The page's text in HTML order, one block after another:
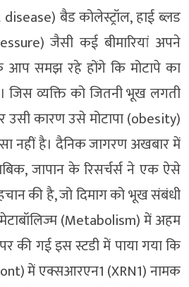
बैड कोलेस्ट्रॉल, हाई ब्लड
जैसी कई बीमारियां अपने
आप समझ रहे होंगे कि मोटापे का
जिस व्यक्ति को जितनी भूख लगती
उसी कारण उसे मोटापा (obesity)
नहीं है। दैनिक जागरण अखबार में
जापान के रिसर्चर्स ने एक ऐसे
की है, जो दिमाग को भूख संबंधी
(Metabolism) में अहम
की गई इस स्टडी में पाया गया कि
में एक्सआरएन1 (XRN1) नामक